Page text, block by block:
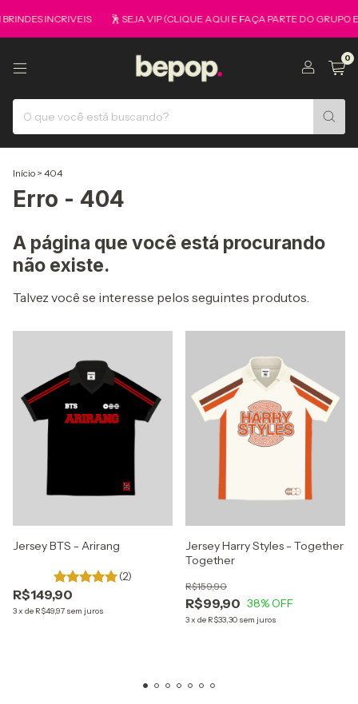
INCRIVEIS 🕺 SEJA VIP (CLIQUE AQUI E FAÇA PARTE DO GRUPO
0
Início > 404
Erro - 404
A página que você está procurando
não existe.
Talvez você se interesse pelos seguintes produtos.
Jersey BTS - Arirang
(2)
R$149,90
3x de R$49,97 sem juros
Jersey Harry Styles - Together
Together
R$99,90
R$159,90
38% OFF
3x de R$33,30 sem juros